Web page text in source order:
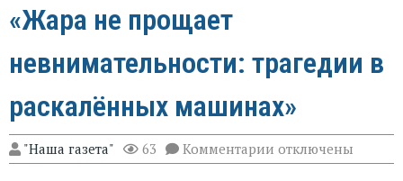
«Жара не прощает
невнимательности: трагедии в
раскалённых машинах»
"Наша газета" 63 Комментарии к
записи
отключены